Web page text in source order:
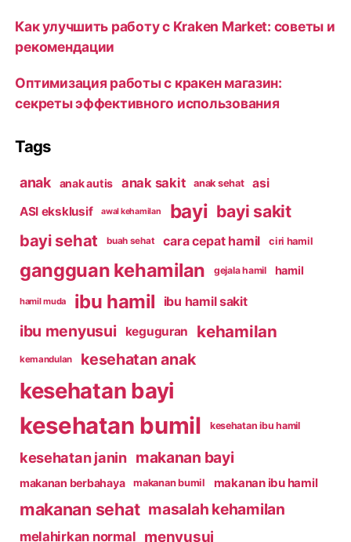
Как улучшить работу с Kraken Market: советы и
рекомендации
Оптимизация работы с кракен магазин:
секреты эффективного использования
Tags
anak anak autis anak sakit anak sehat
asi
ASI eksklusif
awal kehamilan bayi bayi sakit
bayi sehat buah sehat cara cepat hamil ciri hamil
gangguan kehamilan gejala hamil hamil
hamil muda ibu hamil ibu hamil sakit
ibu menyusui keguguran kehamilan
kemandulan kesehatan anak
kesehatan bayi
kesehatan bumil kesehatan ibu hamil
kesehatan janin makanan bayi
makanan berbahaya makanan bumil makanan ibu hamil
makanan sehat masalah kehamilan
melahirkan normal menyusui